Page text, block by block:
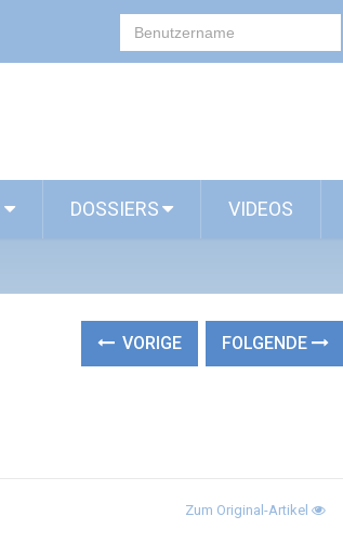
DOSSIERS VIDEOS
VORIGE FOLGENDE
Zum Original-Artikel